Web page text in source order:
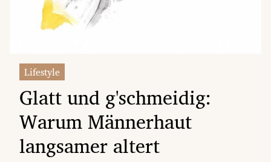
Lifestyle
Glatt und g'schmeidig:
Warum Männerhaut
langsamer altert